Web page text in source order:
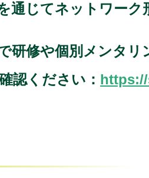
通じてネットワーク
研修や個別メンタ
認ください：